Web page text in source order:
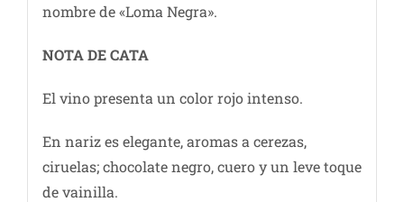
nombre de «Loma Negra».
NOTA DE CATA
El vino presenta un color rojo intenso.
En nariz es elegante, aromas a cerezas,
ciruelas; chocolate negro, cuero y un leve toque
de vainilla.